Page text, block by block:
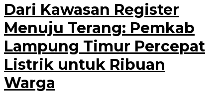
Dari Kawasan Register
Menuju Terang: Pemkab
Lampung Timur Percepat
Listrik untuk Ribuan
Warga